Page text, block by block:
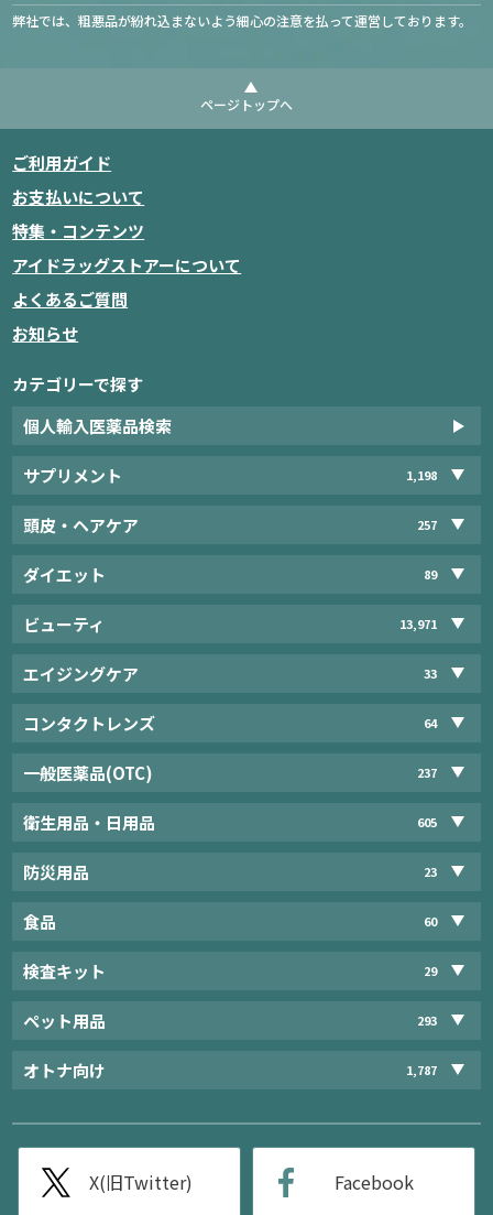
弊社では、粗悪品が紛れ込まないよう細心の注意を払って運営しております。
ページトップへ
ご利用ガイド
お支払いについて
特集・コンテンツ
アイドラッグストアーについて
よくあるご質問
お知らせ
カテゴリーで探す
個人輸入医薬品検索
サプリメント 1,198
頭皮・ヘアケア 257
ダイエット 89
ビューティ 13,971
エイジングケア 33
コンタクトレンズ 64
一般医薬品(OTC) 237
衛生用品・日用品 605
防災用品 23
食品 60
検査キット 29
ペット用品 293
オトナ向け 1,787
X(旧Twitter) Facebook